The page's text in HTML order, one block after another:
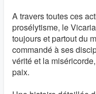
A travers toutes ces
prosélytisme, le
toujours et partout du
commandé à ses
vérité et la
paix.